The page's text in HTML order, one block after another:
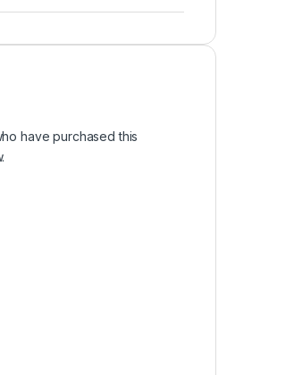
have purchased this